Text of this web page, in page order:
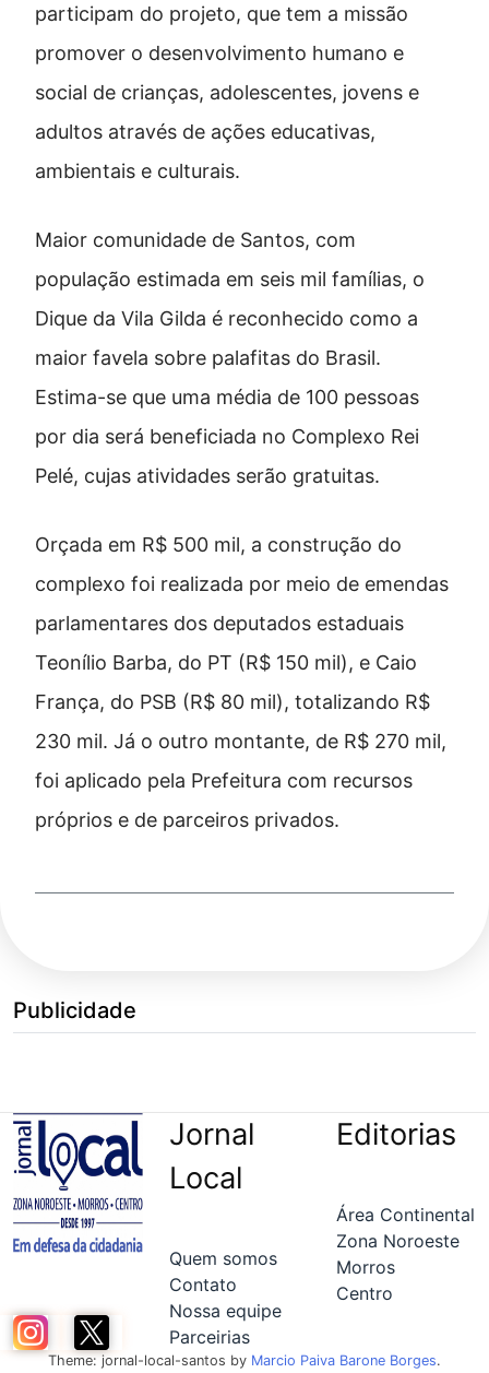
participam do projeto, que tem a missão
promover o desenvolvimento humano e
social de crianças, adolescentes, jovens e
adultos através de ações educativas,
ambientais e culturais.
Maior comunidade de Santos, com
população estimada em seis mil famílias, o
Dique da Vila Gilda é reconhecido como a
maior favela sobre palafitas do Brasil.
Estima-se que uma média de 100 pessoas
por dia será beneficiada no Complexo Rei
Pelé, cujas atividades serão gratuitas.
Orçada em R$ 500 mil, a construção do
complexo foi realizada por meio de emendas
parlamentares dos deputados estaduais
Teonílio Barba, do PT (R$ 150 mil), e Caio
França, do PSB (R$ 80 mil), totalizando R$
230 mil. Já o outro montante, de R$ 270 mil,
foi aplicado pela Prefeitura com recursos
próprios e de parceiros privados.
Publicidade
Jornal
Local
Quem somos
Contato
Nossa equipe
Parceirias
Editorias
Área Continental
Zona Noroeste
Morros
Centro
Theme: jornal-local-santos by Marcio Paiva Barone Borges.